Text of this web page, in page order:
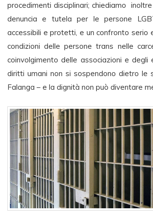
procedimenti disciplinari; chiediamo
denuncia e tutela per le persone
accessibili e protetti, e un confronto serio
condizioni delle persone trans nelle
coinvolgimento delle associazioni e degli
diritti umani non si sospendono dietro le
Falanga – e la dignità non può diventare